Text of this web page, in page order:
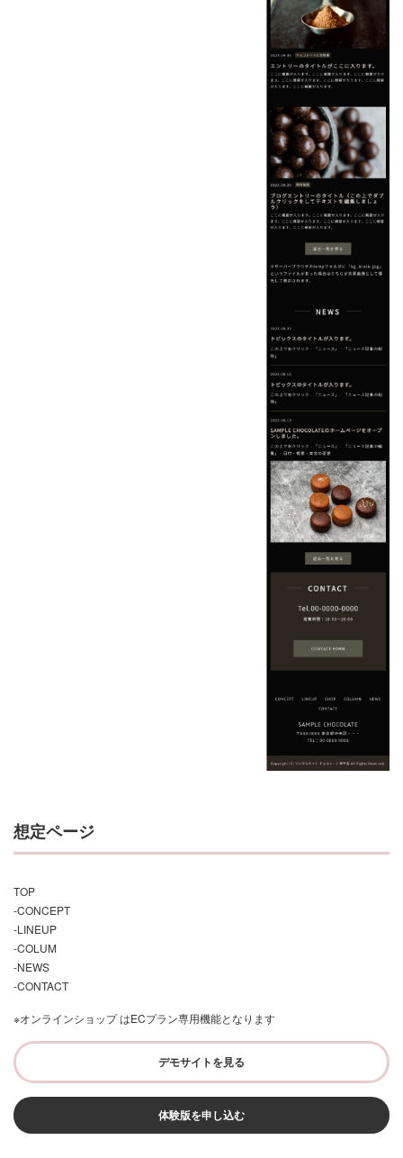
想定ページ
TOP
-CONCEPT
-LINEUP
-COLUM
-NEWS
-CONTACT
※オンラインショップ はECプラン専用機能となります
デモサイトを見る
体験版を申し込む